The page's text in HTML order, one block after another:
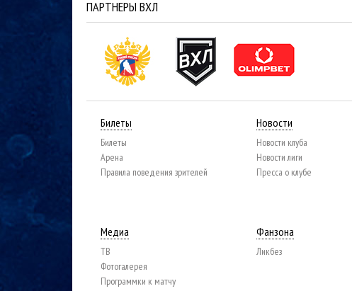
ПАРТНЕРЫ ВХЛ
Билеты
Билеты
Арена
Правила поведения зрителей
Новости
Новости клуба
Новости лиги
Пресса о клубе
Медиа
ТВ
Фотогалерея
Программки к матчу
Фанзона
Ликбез